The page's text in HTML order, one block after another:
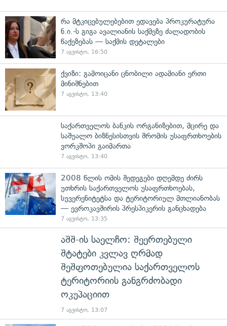
რა მტკიცებულებებით ედავება პროკურატურა
ნ.ი.-ს გიგა ავალიანის საქმეზე ძალადობის
წაქეზებას — საქმის დეტალები
7 აგვისტო, 16:50
ქვიზი: გამოიცანი ცნობილი ადამიანი ერთი
მინიშნებით
7 აგვისტო, 13:40
საქართველოს ბანკის ორგანიზებით, მცირე და
საშუალო ბიზნესისთვის შრომის უსაფრთხოების
ვორკშოპი გაიმართა
7 აგვისტო, 13:40
2008 წლის ომის შედეგები დღემდე ძირს
უთხრის საქართველოს უსაფრთხოებას,
სუვერენიტეტსა და ტერიტორიულ მთლიანობას
— ევროკავშირის პრესპიკერის განცხადება
7 აგვისტო, 13:35
აშშ-ის საელჩო: შეერთებული
შტატები კვლავ ღრმად
შეშფოთებულია საქართველოს
ტერიტორიის განგრძობადი
ოკუპაციით
7 აგვისტო, 13:07